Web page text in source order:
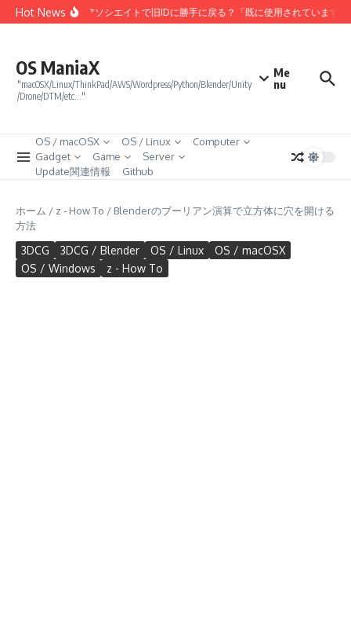
コンテンツへスキップ
Hot NewsAmazonアソシエイトで旧IDに勝手に戻る？「既に使用されています」
OS ManiaX
"macOSX/Linux/ThinkPad/AWS/Wordpress/Python/Blender/Unity
/Drone/DTM/etc…"
Me
nu
OS / macOSX OS / Linux
Computer
Gadget
Game
Server
Update関連情報
Github
ホーム / z - How To / Blenderのブーリアン演算で立方体に穴を開ける
方法
3DCG 3DCG / Blender OS / Linux
OS / macOSX
OS / Windows
z - How To